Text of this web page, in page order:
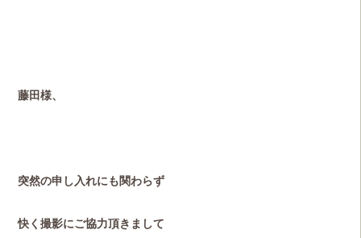
藤田様、
突然の申し入れにも関わらず
快く撮影にご協力頂きまして